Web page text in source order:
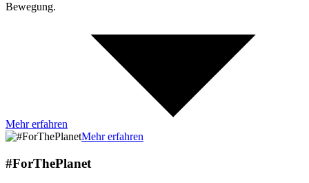
Bewegung.
Mehr erfahren
Mehr erfahren
#ForThePlanet